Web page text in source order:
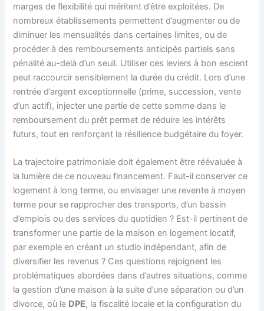
marges de flexibilité qui méritent d’être exploitées. De
nombreux établissements permettent d’augmenter ou de
diminuer les mensualités dans certaines limites, ou de
procéder à des remboursements anticipés partiels sans
pénalité au-delà d’un seuil. Utiliser ces leviers à bon escient
peut raccourcir sensiblement la durée du crédit. Lors d’une
rentrée d’argent exceptionnelle (prime, succession, vente
d’un actif), injecter une partie de cette somme dans le
remboursement du prêt permet de réduire les intérêts
futurs, tout en renforçant la résilience budgétaire du foyer.
La trajectoire patrimoniale doit également être réévaluée à
la lumière de ce nouveau financement. Faut-il conserver ce
logement à long terme, ou envisager une revente à moyen
terme pour se rapprocher des transports, d’un bassin
d’emplois ou des services du quotidien ? Est-il pertinent de
transformer une partie de la maison en logement locatif,
par exemple en créant un studio indépendant, afin de
diversifier les revenus ? Ces questions rejoignent les
problématiques abordées dans d’autres situations, comme
la gestion d’une maison à la suite d’une séparation ou d’un
divorce, où le DPE, la fiscalité locale et la configuration du